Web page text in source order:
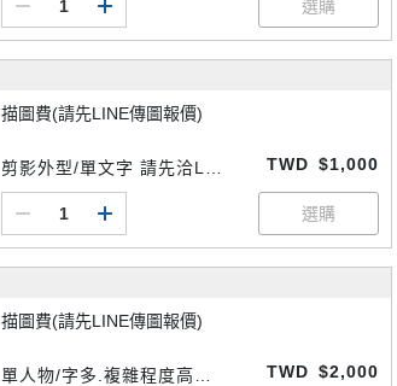
描圖費(請先LINE傳圖報價)
剪影外型/單文字 請先洽LIN
TWD $1,000
描圖費(請先LINE傳圖報價)
單人物/字多.複雜程度高等
TWD $2,000